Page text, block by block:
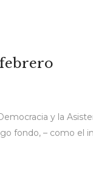
febrero
y la
fondo, – como